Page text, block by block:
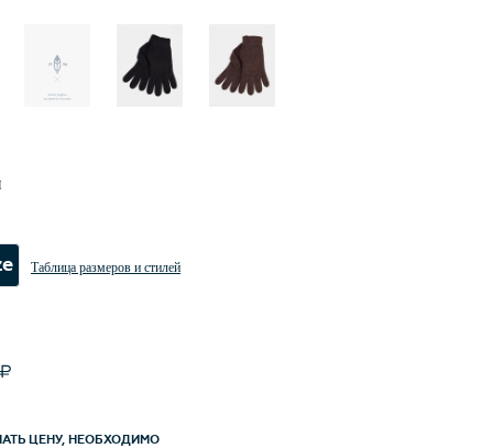
Таблица размеров и стилей
ЦЕНУ, НЕОБХОДИМО